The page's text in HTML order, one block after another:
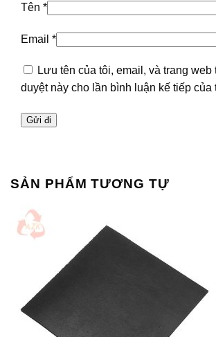
Tên *
Email *
Lưu tên của tôi, email, và trang web
duyệt này cho lần bình luận kế tiếp của
SẢN PHẨM TƯƠNG TỰ